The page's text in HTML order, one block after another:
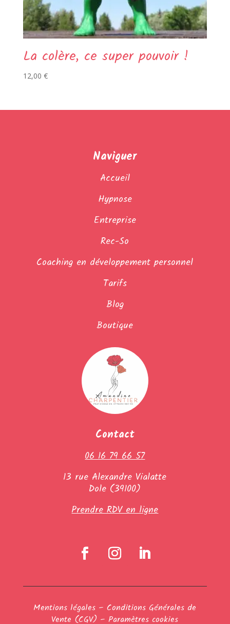
La colère, ce super pouvoir !
12,00 €
Naviguer
Accueil
Hypnose
Entreprise
Rec-So
Coaching en développement personnel
Tarifs
Blog
Boutique
Contact
06 16 79 66 57
13 rue Alexandre Vialatte
Dole (39100)
Prendre RDV en ligne
Mentions légales –Conditions Générales de
Vente (CGV) –Paramètres cookies